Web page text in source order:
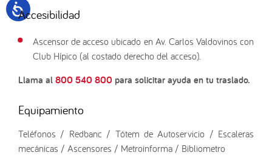
Accesibilidad
Ascensor de acceso ubicado en Av. Carlos Valdovinos con
Club Hípico (al costado derecho del acceso).
Llama al800 540 800 para solicitar ayuda en tu traslado.
Equipamiento
Teléfonos / Redbanc / Tótem de Autoservicio / Escaleras
mecánicas / Ascensores / Metroinforma / Bibliometro